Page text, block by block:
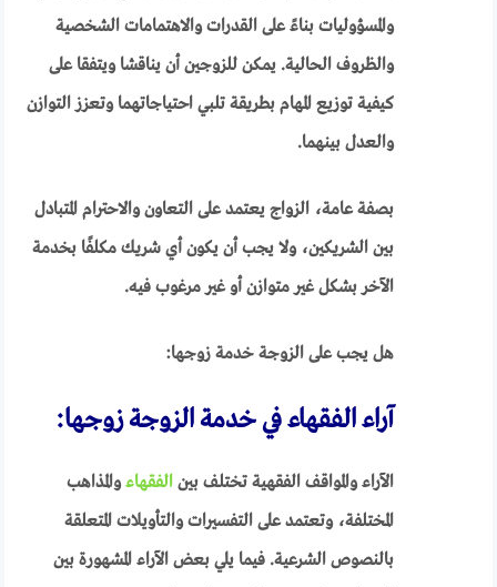
والمسؤوليات بناءً على القدرات والاهتمامات الشخصية
والظروف الحالية. يمكن للزوجين أن يناقشا ويتفقا على
كيفية توزيع المهام بطريقة تلبي احتياجاتهما وتعزز التوازن
والعدل بينهما.
بصفة عامة، الزواج يعتمد على التعاون والاحترام المتبادل
بين الشريكين، ولا يجب أن يكون أي شريك مكلفًا بخدمة
الآخر بشكل غير متوازن أو غير مرغوب فيه.
هل يجب على الزوجة خدمة زوجها:
آراء الفقهاء في خدمة الزوجة زوجها:
الآراء والمواقف الفقهية تختلف بينالفقهاءوالمذاهب
المختلفة، وتعتمد على التفسيرات والتأويلات المتعلقة
بالنصوص الشرعية. فيما يلي بعض الآراء المشهورة بين